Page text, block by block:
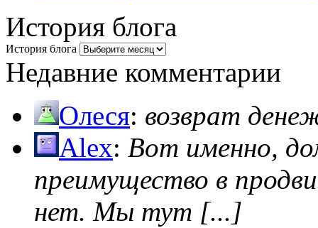
История блога
История блога
Недавние комментарии
Олеся: возврат
Alex: Вот именно,
преимущество в
нет. Мы тут [...]